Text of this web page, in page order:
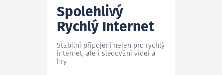
Spolehlivý
Rychlý Internet
Stabilní připojení nejen pro rychlý
internet, ale i sledování videí a
hry.